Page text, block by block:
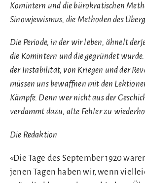
Komintern und die bürokratischen
Sinowjewismus, die Methoden des
Die Periode, in der wir leben, ähnelt
die Komintern und die gegründet wurde.
der Instabilität, von Kriegen und der
müssen uns bewaffnen mit den
Kämpfe. Denn wer nicht aus der
verdammt dazu, alte Fehler zu
Die Redaktion
«Die Tage des September 1920
jenen Tagen haben wir, wenn